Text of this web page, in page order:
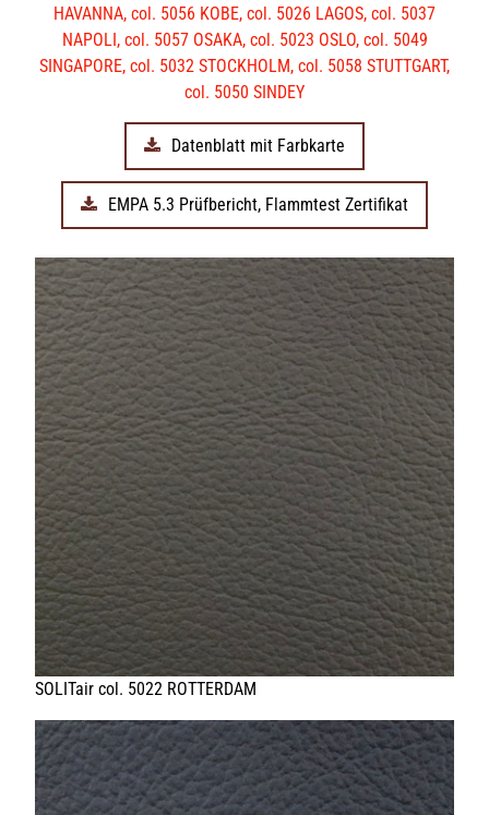
HAVANNA, col. 5056 KOBE, col. 5026 LAGOS, col. 5037
NAPOLI, col. 5057 OSAKA, col. 5023 OSLO, col. 5049
SINGAPORE, col. 5032 STOCKHOLM, col. 5058 STUTTGART,
col. 5050 SINDEY
Datenblatt mit Farbkarte
EMPA 5.3 Prüfbericht, Flammtest Zertifikat